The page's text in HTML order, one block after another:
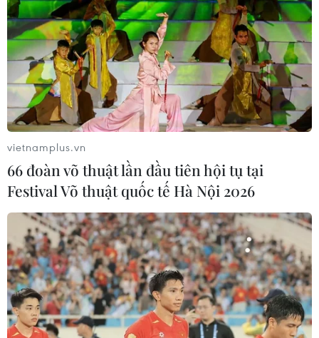
vietnamplus.vn
66 đoàn võ thuật lần đầu tiên hội tụ tại
Festival Võ thuật quốc tế Hà Nội 2026